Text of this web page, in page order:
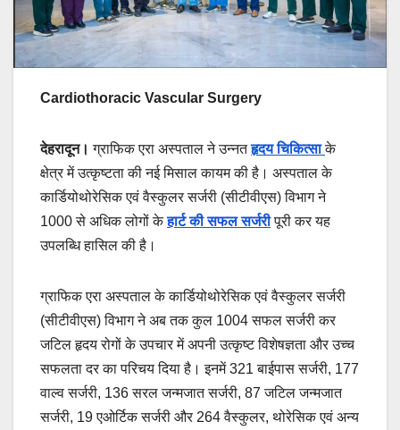
Cardiothoracic Vascular Surgery
देहरादून।ग्राफिक एरा अस्पताल ने उन्नतहृदय चिकित्साके
क्षेत्र में उत्कृष्टता की नई मिसाल कायम की है। अस्पताल के
कार्डियोथोरेसिक एवं वैस्कुलर सर्जरी (सीटीवीएस) विभाग ने
1000 से अधिक लोगों केहार्ट की सफल सर्जरीपूरी कर यह
उपलब्धि हासिल की है।
ग्राफिक एरा अस्पताल के कार्डियोथोरेसिक एवं वैस्कुलर सर्जरी
(सीटीवीएस) विभाग ने अब तक कुल 1004 सफल सर्जरी कर
जटिल हृदय रोगों के उपचार में अपनी उत्कृष्ट विशेषज्ञता और उच्च
सफलता दर का परिचय दिया है। इनमें 321 बाईपास सर्जरी, 177
वाल्व सर्जरी, 136 सरल जन्मजात सर्जरी, 87 जटिल जन्मजात
सर्जरी, 19 एओर्टिक सर्जरी और 264 वैस्कुलर, थोरेसिक एवं अन्य